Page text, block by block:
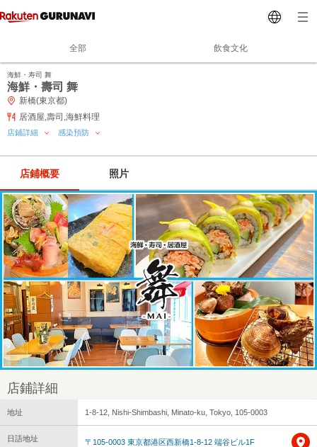
全部 飲食文化
海鮮・寿司 舞
海鮮・壽司 舞
新橋(東京都)
居酒屋,壽司,海鮮料理
店鋪詳細 感染預防
店鋪概要 照片
店鋪詳細
地址 1-8-12, Nishi-Shimbashi, Minato-ku, Tokyo, 105-0003
日語地址 〒105-0003 東京都港区西新橋1-8-12 端谷ビル1F